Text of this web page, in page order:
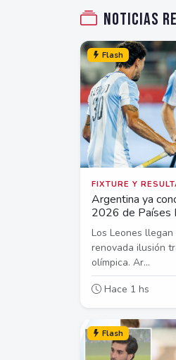
Noticias
Flash
FIXTURE Y
Argentina ya
2026 de Países
Los Leones
renovada ilusión
olímpica. Ar...
Hace 1 hs
Flash